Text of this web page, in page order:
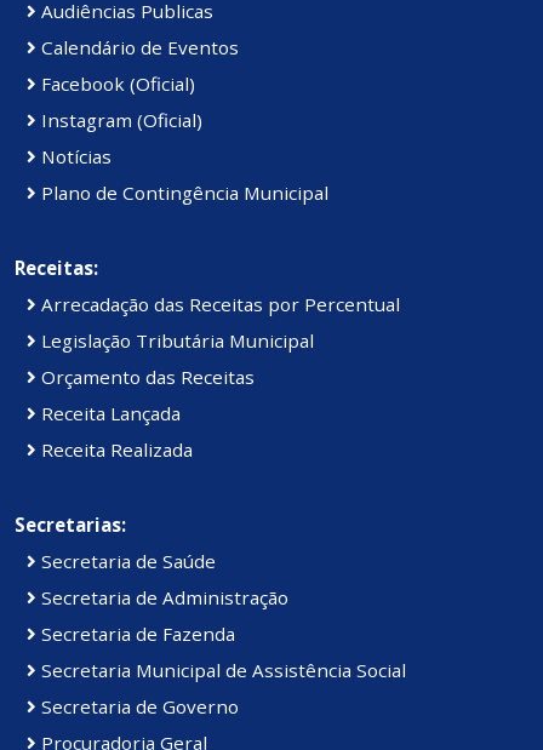
Audiências Publicas
Calendário de Eventos
Facebook (Oficial)
Instagram (Oficial)
Notícias
Plano de Contingência Municipal
Receitas:
Arrecadação das Receitas por Percentual
Legislação Tributária Municipal
Orçamento das Receitas
Receita Lançada
Receita Realizada
Secretarias:
Secretaria de Saúde
Secretaria de Administração
Secretaria de Fazenda
Secretaria Municipal de Assistência Social
Secretaria de Governo
Procuradoria Geral